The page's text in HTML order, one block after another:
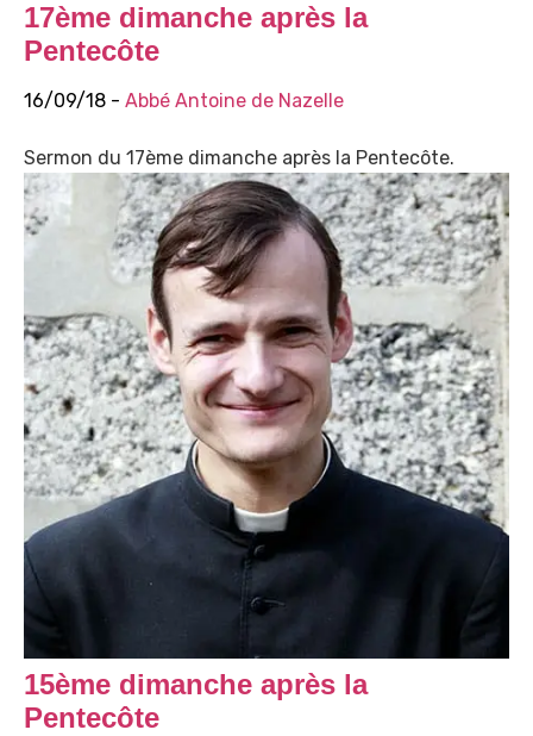
17ème dimanche après la
Pentecôte
16/09/18 - Abbé Antoine de Nazelle
Sermon du 17ème dimanche après la Pentecôte.
15ème dimanche après la
Pentecôte